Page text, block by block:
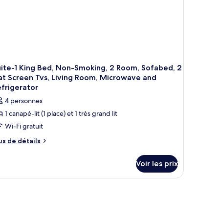
1 King Bed, Non-Smoking, 2 Room, Sofabed, 2
Screen Tvs, Living Room, Microwave and
4 personnes
1 canapé-lit (1 place) et 1 très grand lit
Wi-Fi gratuit
de détails
Voir les prix